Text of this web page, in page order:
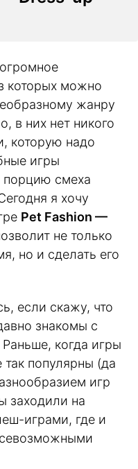
которых можно
жанру
в них нет никого
которую надо
игры
порцию смеха
я хочу
Pet Fashion —
не только
но и сделать его
если скажу, что
знакомы с
когда игры
популярны (да
игр
заходили на
играми, где и